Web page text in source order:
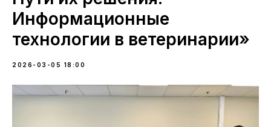
Информационные
технологии в ветеринарии»
2026-03-05 18:00